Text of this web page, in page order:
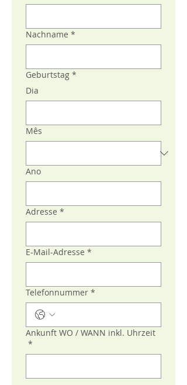
Nachname *
Geburtstag *
Dia
Mês
Ano
Adresse *
E-Mail-Adresse *
Telefonnummer *
Ankunft WO / WANN inkl. Uhrzeit
*